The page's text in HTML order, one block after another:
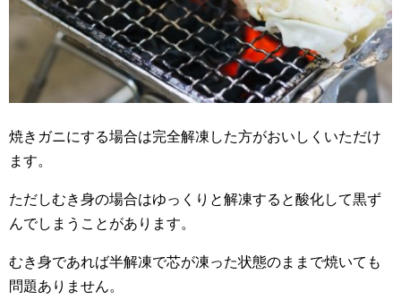
焼きガニにする場合は完全解凍した方がおいしくいただけ
ます。
ただしむき身の場合はゆっくりと解凍すると酸化して黒ず
んでしまうことがあります。
むき身であれば半解凍で芯が凍った状態のままで焼いても
問題ありません。